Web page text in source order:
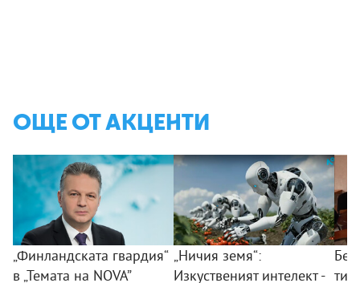
ОЩЕ ОТ АКЦЕНТИ
„Финландската гвардия“
в „Темата на NOVA”
„Ничия земя“:
Изкуственият интелект -